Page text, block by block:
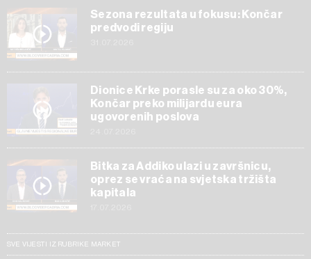
Sezona rezultata u fokusu: Končar
predvodi regiju
Dionice Krke porasle su za oko 30%,
Končar preko milijardu eura
ugovorenih poslova
Bitka za Addiko ulazi u završnicu,
oprez se vraća na svjetska tržišta
kapitala
SVE VIJESTI IZ RUBRIKE MARKET